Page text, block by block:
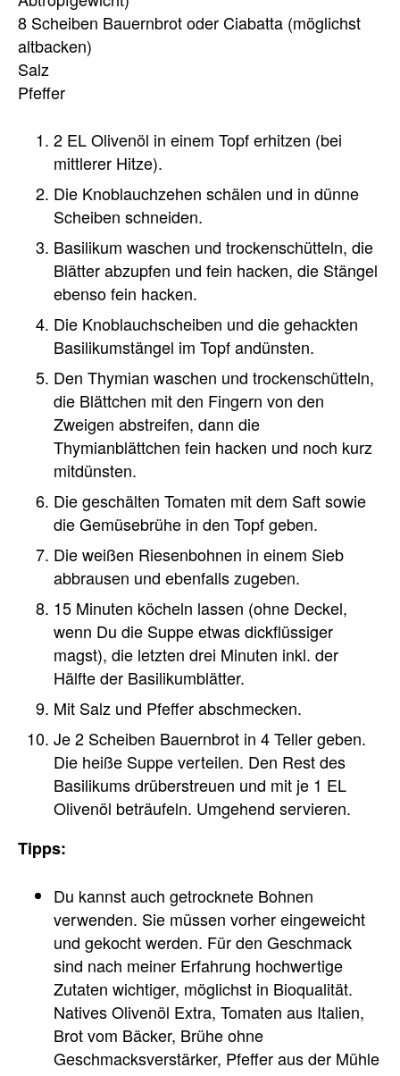
8 Scheiben Bauernbrot oder Ciabatta (möglichst
altbacken)
Salz
Pfeffer
2 EL Olivenöl in einem Topf erhitzen (bei
mittlerer Hitze).
Die Knoblauchzehen schälen und in dünne
Scheiben schneiden.
Basilikum waschen und trockenschütteln, die
Blätter abzupfen und fein hacken, die Stängel
ebenso fein hacken.
Die Knoblauchscheiben und die gehackten
Basilikumstängel im Topf andünsten.
Den Thymian waschen und trockenschütteln,
die Blättchen mit den Fingern von den
Zweigen abstreifen, dann die
Thymianblättchen fein hacken und noch kurz
mitdünsten.
Die geschälten Tomaten mit dem Saft sowie
die Gemüsebrühe in den Topf geben.
Die weißen Riesenbohnen in einem Sieb
abbrausen und ebenfalls zugeben.
15 Minuten köcheln lassen (ohne Deckel,
wenn Du die Suppe etwas dickflüssiger
magst), die letzten drei Minuten inkl. der
Hälfte der Basilikumblätter.
Mit Salz und Pfeffer abschmecken.
Je 2 Scheiben Bauernbrot in 4 Teller geben.
Die heiße Suppe verteilen. Den Rest des
Basilikums drüberstreuen und mit je 1 EL
Olivenöl beträufeln. Umgehend servieren.
Tipps:
Du kannst auch getrocknete Bohnen
verwenden. Sie müssen vorher eingeweicht
und gekocht werden. Für den Geschmack
sind nach meiner Erfahrung hochwertige
Zutaten wichtiger, möglichst in Bioqualität.
Natives Olivenöl Extra, Tomaten aus Italien,
Brot vom Bäcker, Brühe ohne
Geschmacksverstärker, Pfeffer aus der Mühle